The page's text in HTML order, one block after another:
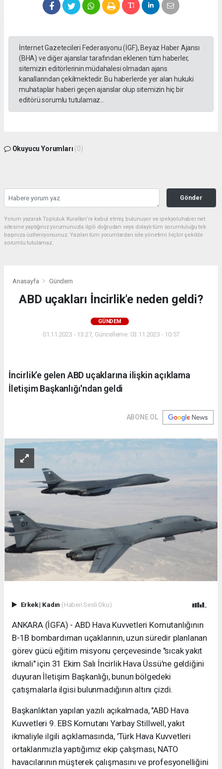
İnternet Gazetecileri Federasyonu (İGF), Beyaz Haber Ajansı
(BHA) ve diğer ajanslar tarafından eklenen tüm haberler,
sitemizin editörlerinin müdahalesi olmadan ajans
kanallarından çekilmektedir. Bu haberlerde yer alan hukuki
muhataplar haberi geçen ajanslar olup sitemizin hiç bir
editörü sorumlu tutulamaz...
Okuyucu Yorumları (0)
Gönder
Yorum yazarak Topluluk Kuralları’nı kabul etmiş bulunuyor ve ipekyoluhaber.net
sitesine yaptığınız yorumunuzla ilgili doğrudan veya dolaylı tüm sorumluluğu tek
başınıza üstleniyorsunuz. Yazılan tüm yorumlardan site yönetimi hiçbir şekilde
sorumlu tutulamaz.
Anasayfa Gündem
ABD uçakları İncirlik'e neden geldi?
GÜNDEM
01.11.2023 - 13:27, Güncelleme: 03.11.2023 - 10:57
İncirlik’e gelen ABD uçaklarına ilişkin açıklama
İletişim Başkanlığı'ndan geldi
ABONE OL
Erkek| Kadın (Haberi Sesli Oku)
ANKARA (İGFA) - ABD Hava Kuvvetleri Komutanlığının
B-1B bombardıman uçaklarının, uzun süredir planlanan
görev gücü eğitim misyonu çerçevesinde "sıcak yakıt
ikmali" için 31 Ekim Salı İncirlik Hava Üssü'ne geldiğini
duyuran İletişim Başkanlığı, bunun bölgedeki
çatışmalarla ilgisi bulunmadığının altını çizdi.
Başkanlıktan yapılan yazılı açıkalmada, "ABD Hava
Kuvvetleri 9. EBS Komutanı Yarbay Stillwell, yakıt
ikmaliyle ilgili açıklamasında, 'Türk Hava Kuvvetleri
ortaklarımızla yaptığımız ekip çalışması, NATO
havacılarının müşterek çalışmasını ve profesyonelliğini